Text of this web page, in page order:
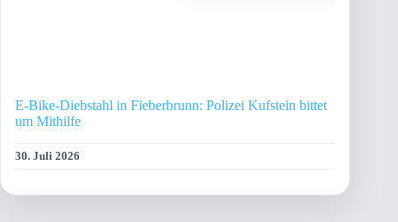
E-Bike-Diebstahl in Fieberbrunn: Polizei Kufstein bittet
um Mithilfe
30. Juli 2026